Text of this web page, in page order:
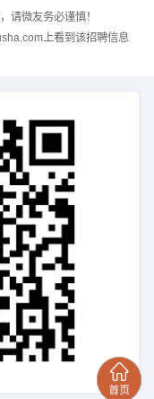
请微友务必谨慎！
上看到该招聘信息